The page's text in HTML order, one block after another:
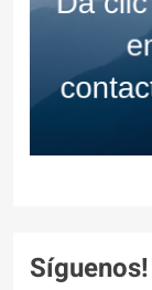
Síguenos!